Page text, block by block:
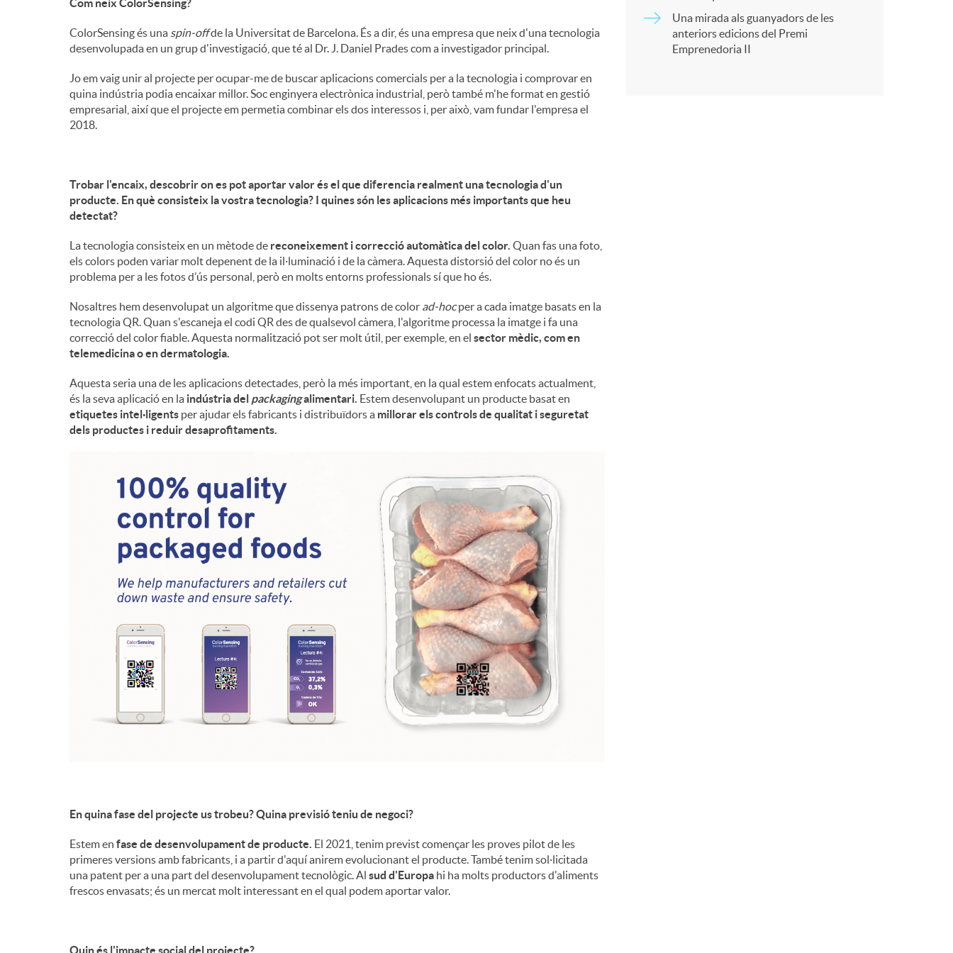
ColorSensing és una spin-offde la Universitat de Barcelona. És a dir, és una empresa que neix d'una tecnologia
desenvolupada en un grup d'investigació, que té al Dr. J. Daniel Prades com a investigador principal.
Jo em vaig unir al projecte per ocupar-me de buscar aplicacions comercials per a la tecnologia i comprovar en
quina indústria podia encaixar millor. Soc enginyera electrònica industrial, però també m'he format en gestió
empresarial, així que el projecte em permetia combinar els dos interessos i, per això, vam fundar l'empresa el
2018.
Trobar l'encaix, descobrir on es pot aportar valor és el que diferencia realment una tecnologia d'un
producte. En què consisteix la vostra tecnologia? I quines són les aplicacions més importants que heu
detectat?
La tecnologia consisteix en un mètode de reconeixement i correcció automàtica del color. Quan fas una foto,
els colors poden variar molt depenent de la il·luminació i de la càmera. Aquesta distorsió del color no és un
problema per a les fotos d’ús personal, però en molts entorns professionals sí que ho és.
Nosaltres hem desenvolupat un algoritme que dissenya patrons de color ad-hocper a cada imatge basats en la
tecnologia QR. Quan s'escaneja el codi QR des de qualsevol càmera, l'algoritme processa la imatge i fa una
correcció del color fiable. Aquesta normalització pot ser molt útil, per exemple, en el sector mèdic, com en
telemedicina o en dermatologia.
Aquesta seria una de les aplicacions detectades, però la més important, en la qual estem enfocats actualment,
és la seva aplicació en la indústria del packagingalimentari. Estem desenvolupant un producte basat en
etiquetes intel·ligents per ajudar els fabricants i distribuïdors a millorar els controls de qualitat i seguretat
dels productes i reduir desaprofitaments.
En quina fase del projecte us trobeu? Quina previsió teniu de negoci?
Estem en fase de desenvolupament de producte. El 2021, tenim previst començar les proves pilot de les
primeres versions amb fabricants, i a partir d'aquí anirem evolucionant el producte. També tenim sol·licitada
una patent per a una part del desenvolupament tecnològic. Al sud d'Europa hi ha molts productors d'aliments
frescos envasats; és un mercat molt interessant en el qual podem aportar valor.
Quin és l'impacte social del projecte?
Una mirada als guanyadors de les
anteriors edicions del Premi
Emprenedoria II